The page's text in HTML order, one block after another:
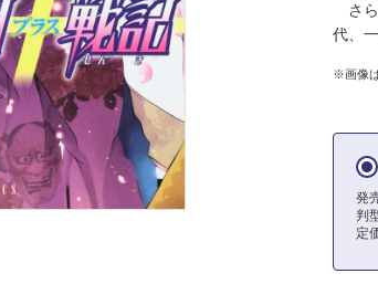
さら
代、
※画像
発
判
定